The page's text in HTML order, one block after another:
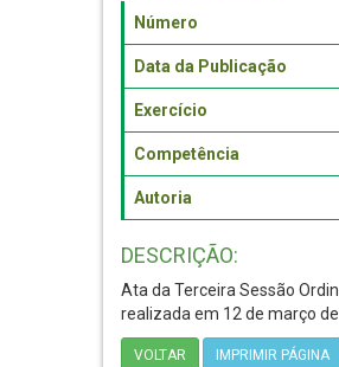
Número
Data da Publicação
Exercício
Competência
Autoria
DESCRIÇÃO:
Ata da Terceira Sessão
realizada em 12 de março de
VOLTAR IMPRIMIR PÁGINA